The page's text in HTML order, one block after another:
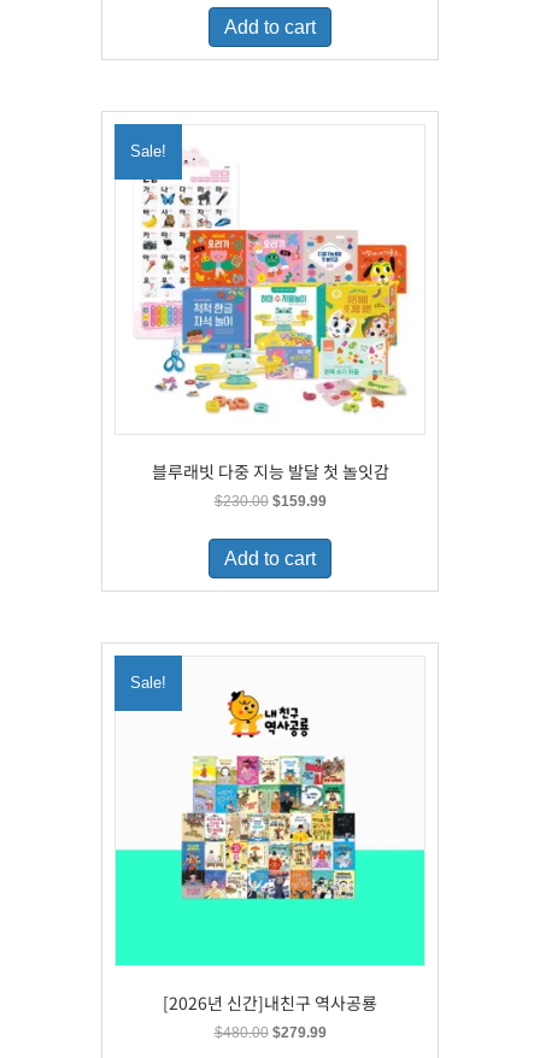
was:
$160.00.
is:
Add to cart
Sale!
블루래빗 다중 지능 발달 첫 놀잇감
$230.00 Original
was:
$230.00.
$159.99Current
is:
Add to cart
Sale!
[2026년 신간]내친구 역사공룡
$480.00 Original
$279.99Current